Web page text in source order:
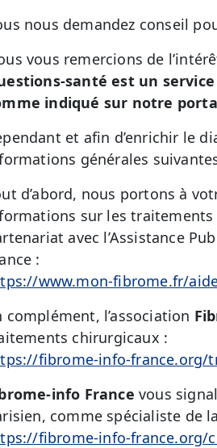
nous demandez conseil
vous remercions de
santé est un
indiqué sur notre
et afin d’enrichir le
générales
d’abord, nous portons à
sur les traitements
avec l’Assistance
:
www.mon-fibrome.fr/
complément, l’association
chirurgicaux :
fibrome-info-
info France vous
comme spécialiste de
fibrome-info-france.org/